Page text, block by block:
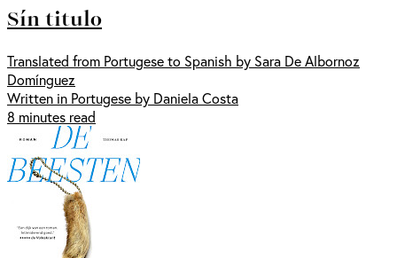
Sín titulo
Translated from Portugese to Spanish by Sara De Albornoz
Domínguez
Written in Portugese by Daniela Costa
8 minutes read